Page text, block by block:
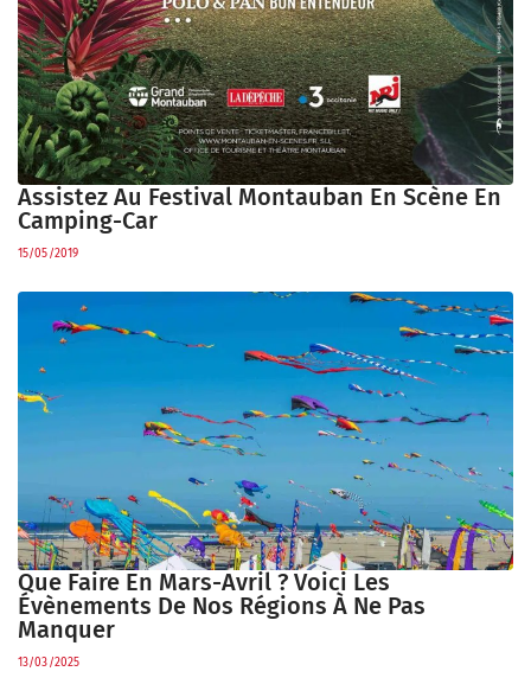
Assistez Au Festival Montauban En Scène En
Camping-Car
15/05/2019
Que Faire En Mars-Avril ? Voici Les
Évènements De Nos Régions À Ne Pas
Manquer
13/03/2025